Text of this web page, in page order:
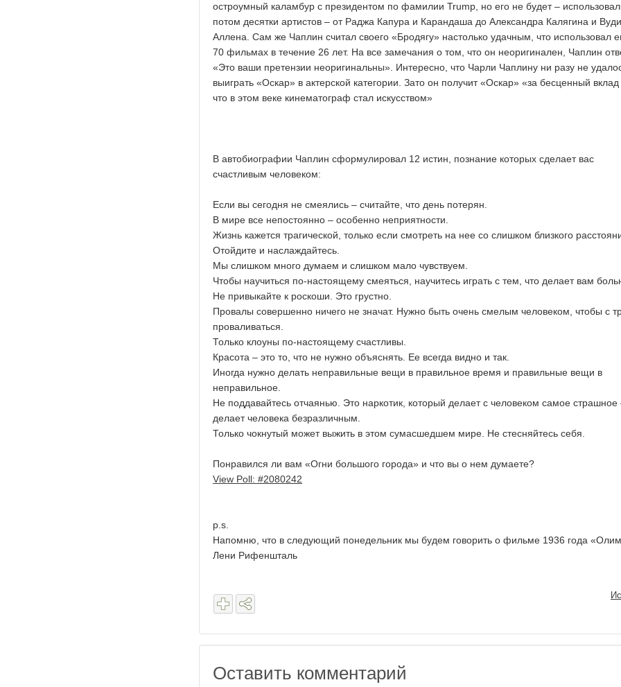
остроумный каламбур с президентом по фамилии Trump, но его не будет –
потом десятки артистов – от Раджа Капура и Карандаша до Александра Калягина и Вуди
Аллена. Сам же Чаплин считал своего «Бродягу» настолько удачным, что использовал
70 фильмах в течение 26 лет. На все замечания о том, что он неоригинален, Чаплин
«Это ваши претензии неоригинальны». Интересно, что Чарли Чаплину ни разу не
выиграть «Оскар» в актерской категории. Зато он получит «Оскар» «за бесценный вклад
что в этом веке кинематограф стал искусством»
В автобиографии Чаплин сформулировал 12 истин, познание которых сделает вас
счастливым человеком:
Если вы сегодня не смеялись – считайте, что день потерян.
В мире все непостоянно – особенно неприятности.
Жизнь кажется трагической, только если смотреть на нее со слишком близкого
Отойдите и наслаждайтесь.
Мы слишком много думаем и слишком мало чувствуем.
Чтобы научиться по-настоящему смеяться, научитесь играть с тем, что делает вам
Не привыкайте к роскоши. Это грустно.
Провалы совершенно ничего не значат. Нужно быть очень смелым человеком, чтобы с
проваливаться.
Только клоуны по-настоящему счастливы.
Красота – это то, что не нужно объяснять. Ее всегда видно и так.
Иногда нужно делать неправильные вещи в правильное время и правильные вещи в
неправильное.
Не поддавайтесь отчаянью. Это наркотик, который делает с человеком самое страшное
делает человека безразличным.
Только чокнутый может выжить в этом сумасшедшем мире. Не стесняйтесь себя.
Понравился ли вам «Огни большого города» и что вы о нем думаете?
View Poll: #2080242
p.s.
Напомню, что в следующий понедельник мы будем говорить о фильме 1936 года
Лени Рифеншталь
Оставить комментарий